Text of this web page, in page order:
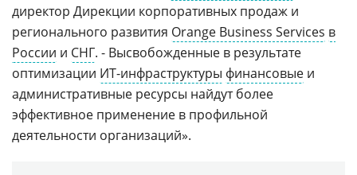
директор Дирекции корпоративных продаж и
регионального развития Orange Business Services в
России и СНГ. - Высвобожденные в результате
оптимизации ИТ-инфраструктуры финансовые и
административные ресурсы найдут более
эффективное применение в профильной
деятельности организаций».